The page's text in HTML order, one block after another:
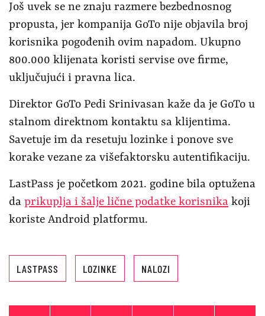
Još uvek se ne znaju razmere bezbednosnog
propusta, jer kompanija GoTo nije objavila broj
korisnika pogođenih ovim napadom. Ukupno
800.000 klijenata koristi servise ove firme,
uključujući i pravna lica.
Direktor GoTo Pedi Srinivasan kaže da je GoTo u
stalnom direktnom kontaktu sa klijentima.
Savetuje im da resetuju lozinke i ponove sve
korake vezane za višefaktorsku autentifikaciju.
LastPass je početkom 2021. godine bila optužena
da prikuplja i šalje lične podatke korisnika koji
koriste Android platformu.
LASTPASS LOZINKE NALOZI